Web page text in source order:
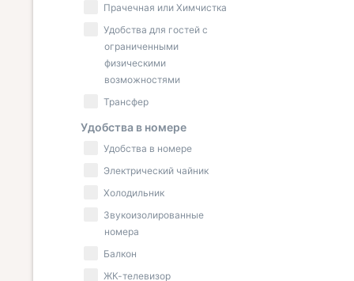
Прачечная или Химчистка
Удобства для гостей с
ограниченными
физическими
возможностями
Трансфер
Удобства в номере
Удобства в номере
Электрический чайник
Холодильник
Звукоизолированные
номера
Балкон
ЖК-телевизор